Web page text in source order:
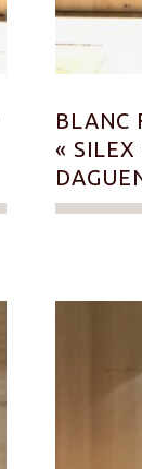
BLANC
« SILEX